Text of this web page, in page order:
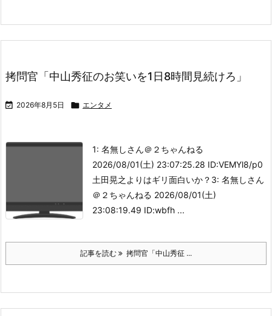
拷問官「中山秀征のお笑いを1日8時間見続けろ」
 2026年8月5日  エンタメ
1: 名無しさん＠２ちゃんねる
2026/08/01(土) 23:07:25.28 ID:VEMYl8/p0
土田晃之よりはギリ面白いか？3: 名無しさん
＠２ちゃんねる 2026/08/01(土)
23:08:19.49 ID:wbfh ...
記事を読む 拷問官「中山秀征 ...